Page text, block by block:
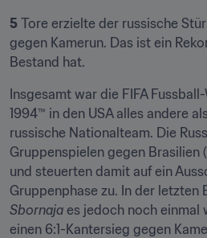
5 Tore erzielte der russische
gegen Kamerun. Das ist ein
Bestand hat.
Insgesamt war die FIFA
1994™ in den USA alles andere
russische Nationalteam. Die
Gruppenspielen gegen Brasilien
und steuerten damit auf ein
Sbornaja es jedoch noch einmal
einen 6:1-Kantersieg gegen